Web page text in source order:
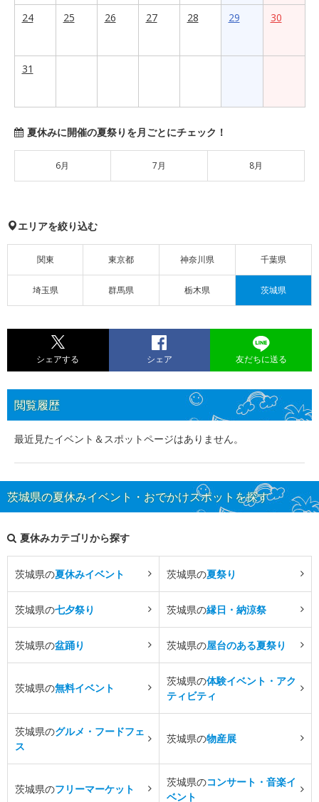
24 25 26 27 28 29 30
31
夏休みに開催の夏祭りを月ごとにチェック！
6月 7月 8月
エリアを絞り込む
関東 東京都 神奈川県 千葉県
埼玉県 群馬県 栃木県 茨城県
シェアする シェア 友だちに送る
閲覧履歴
最近見たイベント＆スポットページはありません。
茨城県の夏休みイベント・おでかけスポットを探す
夏休みカテゴリから探す
茨城県の夏休みイベント 茨城県の夏祭り
茨城県の七夕祭り 茨城県の縁日・納涼祭
茨城県の盆踊り 茨城県の屋台のある夏祭り
茨城県の無料イベント
茨城県の体験イベント・アク
ティビティ
茨城県のグルメ・フードフェ
ス
茨城県の物産展
茨城県のフリーマーケット
茨城県のコンサート・音楽イ
ベント